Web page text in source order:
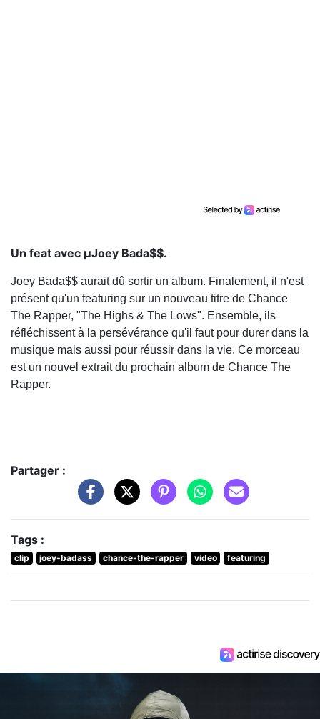
Un feat avec µJoey Bada$$.
Joey Bada$$ aurait dû sortir un album. Finalement, il n'est
présent qu'un featuring sur un nouveau titre de Chance
The Rapper, "The Highs & The Lows". Ensemble, ils
réfléchissent à la persévérance qu'il faut pour durer dans la
musique mais aussi pour réussir dans la vie. Ce morceau
est un nouvel extrait du prochain album de Chance The
Rapper.
Partager :
Tags :
clip joey-badass chance-the-rapper video featuring